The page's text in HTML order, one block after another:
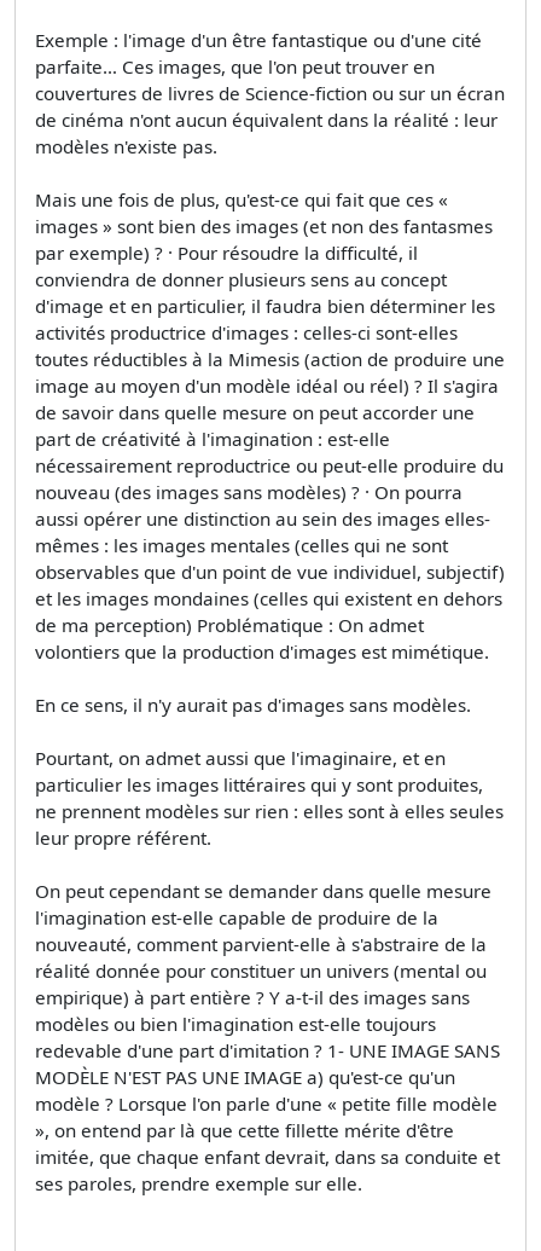
Exemple : l'image d'un être fantastique ou d'une cité
parfaite… Ces images, que l'on peut trouver en
couvertures de livres de Science-fiction ou sur un écran
de cinéma n'ont aucun équivalent dans la réalité : leur
modèles n'existe pas.
Mais une fois de plus, qu'est-ce qui fait que ces «
images » sont bien des images (et non des fantasmes
par exemple) ? · Pour résoudre la difficulté, il
conviendra de donner plusieurs sens au concept
d'image et en particulier, il faudra bien déterminer les
activités productrice d'images : celles-ci sont-elles
toutes réductibles à la Mimesis (action de produire une
image au moyen d'un modèle idéal ou réel) ? Il s'agira
de savoir dans quelle mesure on peut accorder une
part de créativité à l'imagination : est-elle
nécessairement reproductrice ou peut-elle produire du
nouveau (des images sans modèles) ? · On pourra
aussi opérer une distinction au sein des images elles-
mêmes : les images mentales (celles qui ne sont
observables que d'un point de vue individuel, subjectif)
et les images mondaines (celles qui existent en dehors
de ma perception) Problématique : On admet
volontiers que la production d'images est mimétique.
En ce sens, il n'y aurait pas d'images sans modèles.
Pourtant, on admet aussi que l'imaginaire, et en
particulier les images littéraires qui y sont produites,
ne prennent modèles sur rien : elles sont à elles seules
leur propre référent.
On peut cependant se demander dans quelle mesure
l'imagination est-elle capable de produire de la
nouveauté, comment parvient-elle à s'abstraire de la
réalité donnée pour constituer un univers (mental ou
empirique) à part entière ? Y a-t-il des images sans
modèles ou bien l'imagination est-elle toujours
redevable d'une part d'imitation ? 1- UNE IMAGE SANS
MODÈLE N'EST PAS UNE IMAGE a) qu'est-ce qu'un
modèle ? Lorsque l'on parle d'une « petite fille modèle
», on entend par là que cette fillette mérite d'être
imitée, que chaque enfant devrait, dans sa conduite et
ses paroles, prendre exemple sur elle.